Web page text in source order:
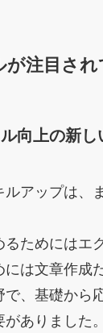
が注目さ
向上の新し
ルアップは、
るためにはエ
は文章作成
で、基礎から
ありました。